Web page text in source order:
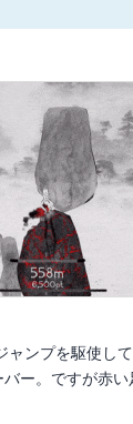
ャンプを駆使し
ー。ですが赤